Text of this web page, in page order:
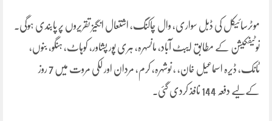
موٹرسائیکل کی ڈبل سواری، وال چاکنگ، اشتعال انگیز تقریروں پر پابندی ہوگی۔
نوٹیفکیشن کے مطابق ایبٹ آباد، مانسہرہ، ہری پور پشاور، کوہاٹ، ہنگو، بنوں،
ٹانک، ڈیرہ اسماعیل خان، ، نوشہرہ، کرم، مردان اور لکی مروت میں 7 روز
کےلیے دفعہ 144 نافذ کردی گئی۔